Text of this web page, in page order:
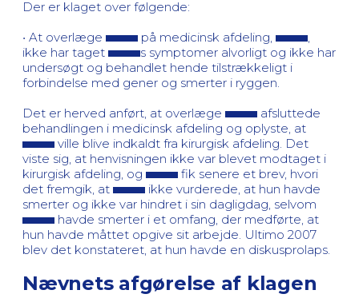
Der er klaget over følgende:
• At overlæge
på medicinsk afdeling,
ikke har taget
s symptomer alvorligt og ikke har
undersøgt og behandlet hende tilstrækkeligt i
forbindelse med gener og smerter i ryggen.
Det er herved anført, at overlæge
afsluttede
behandlingen i medicinsk afdeling og oplyste, at
ville blive indkaldt fra kirurgisk afdeling. Det
viste sig, at henvisningen ikke var blevet modtaget i
kirurgisk afdeling, og
fik senere et brev, hvori
det fremgik, at
ikke vurderede, at hun havde
smerter og ikke var hindret i sin dagligdag, selvom
havde smerter i et omfang, der medførte, at
hun havde måttet opgive sit arbejde. Ultimo 2007
blev det konstateret, at hun havde en diskusprolaps.
Nævnets afgørelse af klagen